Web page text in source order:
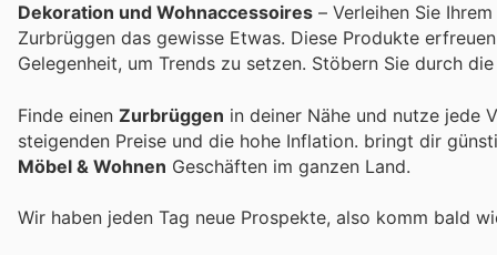
Dekoration und Wohnaccessoires – Verleihen Sie
Zurbrüggen das gewisse Etwas. Diese Produkte
Gelegenheit, um Trends zu setzen. Stöbern Sie durch
Finde einen Zurbrüggen in deiner Nähe und nutze jede
steigenden Preise und die hohe Inflation. bringt dir
Möbel & Wohnen Geschäften im ganzen Land.
Wir haben jeden Tag neue Prospekte, also komm bald